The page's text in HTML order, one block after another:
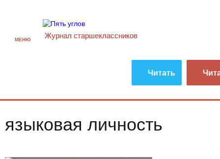
МЕНЮ Журнал старшекласcников
Читать
языковая личность